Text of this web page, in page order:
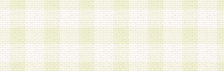
a.既に登録されている会員と同一のメールアドレ
録する場合
b.本サービスと同様のサービスを提供している企
業に従事していると思われる本人またはその家族
場合